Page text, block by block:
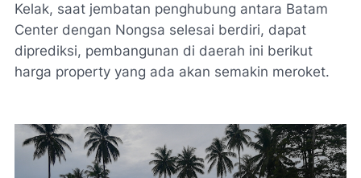
Kelak, saat jembatan penghubung antara Batam
Center dengan Nongsa selesai berdiri, dapat
diprediksi, pembangunan di daerah ini berikut
harga property yang ada akan semakin meroket.